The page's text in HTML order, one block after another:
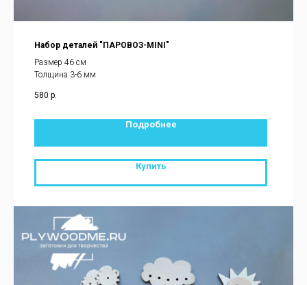
Набор деталей "ПАРОВОЗ-MINI"
Размер 46 см
Толщина 3-6 мм
580 р.
Подробнее
Купить